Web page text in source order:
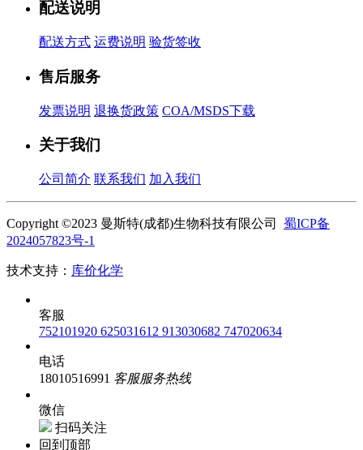
配送说明
配送方式 运费说明 验货签收
售后服务
发票说明 退换货政策 COA/MSDS下载
关于我们
公司简介 联系我们 加入我们
Copyright ©2023 曼斯特(成都)生物科技有限公司 蜀ICP备
2024057823号-1
技术支持： 库价化学
客服
752101920 625031612 913030682 747020634
电话
18010516991 客服服务热线
微信
扫码关注
回到顶部